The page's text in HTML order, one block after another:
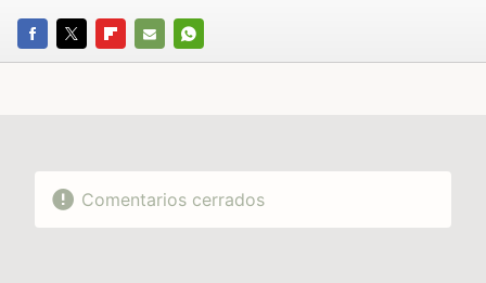
FACEBOOK
TWITTERFLIPBOARD
E-
WHATSAPP
Comentarios cerrados